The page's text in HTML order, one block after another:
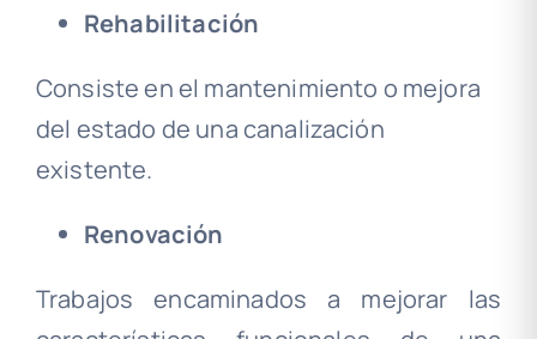
Rehabilitación
Consiste en el mantenimiento o mejora
del estado de una canalización
existente.
Renovación
Trabajos encaminados a mejorar las